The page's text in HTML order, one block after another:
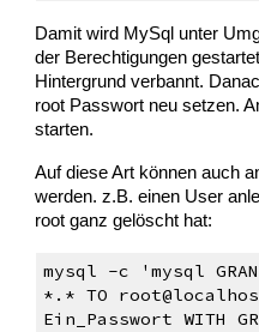
Damit wird MySql unter
der Berechtigungen
Hintergrund verbannt.
root Passwort neu setzen.
starten.
Auf diese Art können auch
werden. z.B. einen User
root ganz gelöscht hat:
mysql -c 'mysql
*.* TO
Ein_Passwort WITH